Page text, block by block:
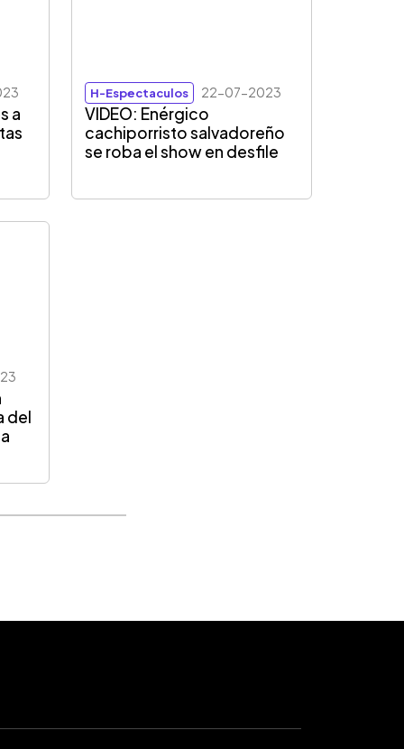
a
H-Espectaculos 22-07-2023
VIDEO: Enérgico
cachiporristo salvadoreño
se roba el show en desfile
del